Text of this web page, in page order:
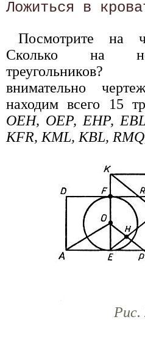
Посмотрите на
Сколько на
внимательно
находим всего 15
ОЕН, ОЕР, ЕНР,
KFR, KML, KBL,
Рис.